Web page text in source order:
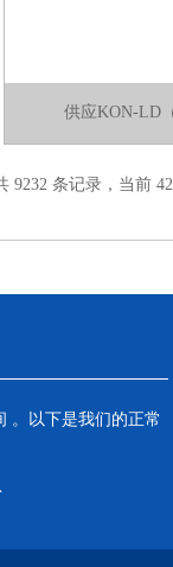
供应KON-LD
9232 条记录，当前
。以下是我们的正常